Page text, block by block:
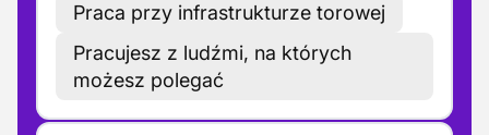
Praca przy infrastrukturze torowej
Pracujesz z ludźmi, na których
możesz polegać